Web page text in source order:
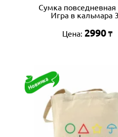
Сумка повседневная
Игра в кальмара
Цена: 2990 ₸